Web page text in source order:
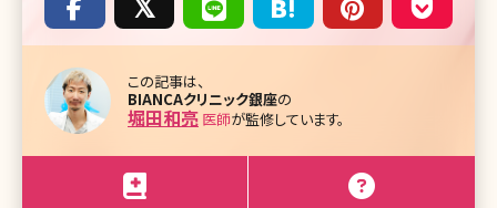
この記事は、
BIANCAクリニック銀座の
堀田和亮 医師が監修しています。